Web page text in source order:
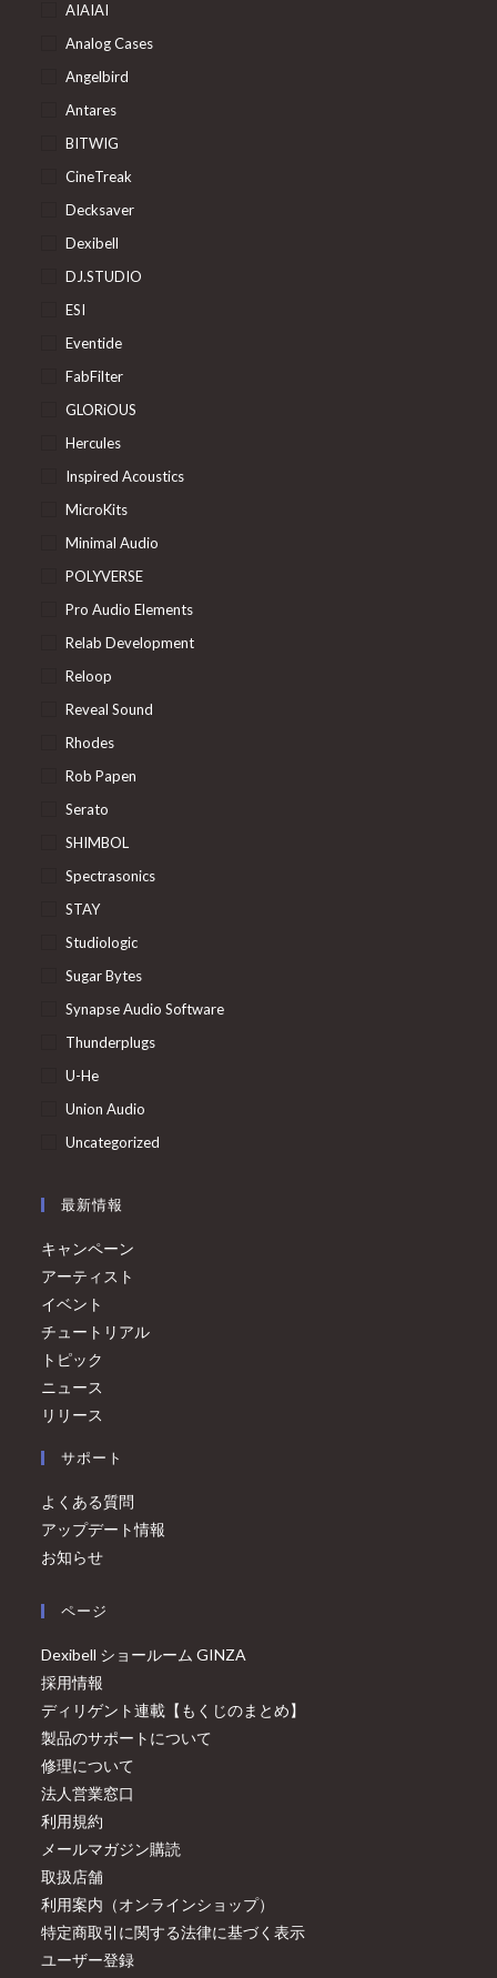
AIAIAI
Analog Cases
Angelbird
Antares
BITWIG
CineTreak
Decksaver
Dexibell
DJ.STUDIO
ESI
Eventide
FabFilter
GLORiOUS
Hercules
Inspired Acoustics
MicroKits
Minimal Audio
POLYVERSE
Pro Audio Elements
Relab Development
Reloop
Reveal Sound
Rhodes
Rob Papen
Serato
SHIMBOL
Spectrasonics
STAY
Studiologic
Sugar Bytes
Synapse Audio Software
Thunderplugs
U-He
Union Audio
Uncategorized
最新情報
キャンペーン
アーティスト
イベント
チュートリアル
トピック
ニュース
リリース
サポート
よくある質問
アップデート情報
お知らせ
ページ
Dexibell ショールーム GINZA
採用情報
ディリゲント連載【もくじのまとめ】
製品のサポートについて
修理について
法人営業窓口
利用規約
メールマガジン購読
取扱店舗
利用案内（オンラインショップ）
特定商取引に関する法律に基づく表示
ユーザー登録